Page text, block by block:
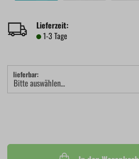
Lieferzeit:
1-3 Tage
lieferbar: